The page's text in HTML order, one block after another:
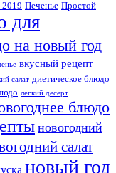
Печенье Простой
для
на новый год
вкусный рецепт
салат диетическое блюдо
легкий десерт
блюдо
новогодний
салат
новый год